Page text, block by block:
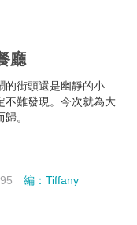
廳
的街頭還是幽靜的小
不難發現。今次就為大
。
編：Tiffany